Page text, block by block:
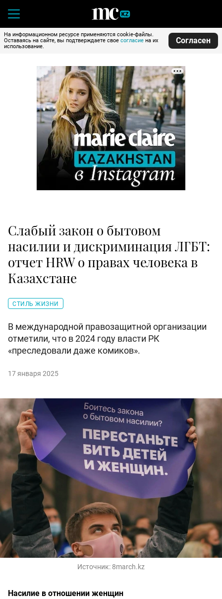
На информационном ресурсе применяются cookie-файлы.
Оставаясь на сайте, вы подтверждаете свое согласие на их
использование.
Согласен
Слабый закон о бытовом
насилии и дискриминация ЛГБТ:
отчет HRW о правах человека в
Казахстане
СТИЛЬ ЖИЗНИ
В международной правозащитной организации
отметили, что в 2024 году власти РК
«преследовали даже комиков».
17 января 2025
Источник: 8march.kz
Насилие в отношении женщин